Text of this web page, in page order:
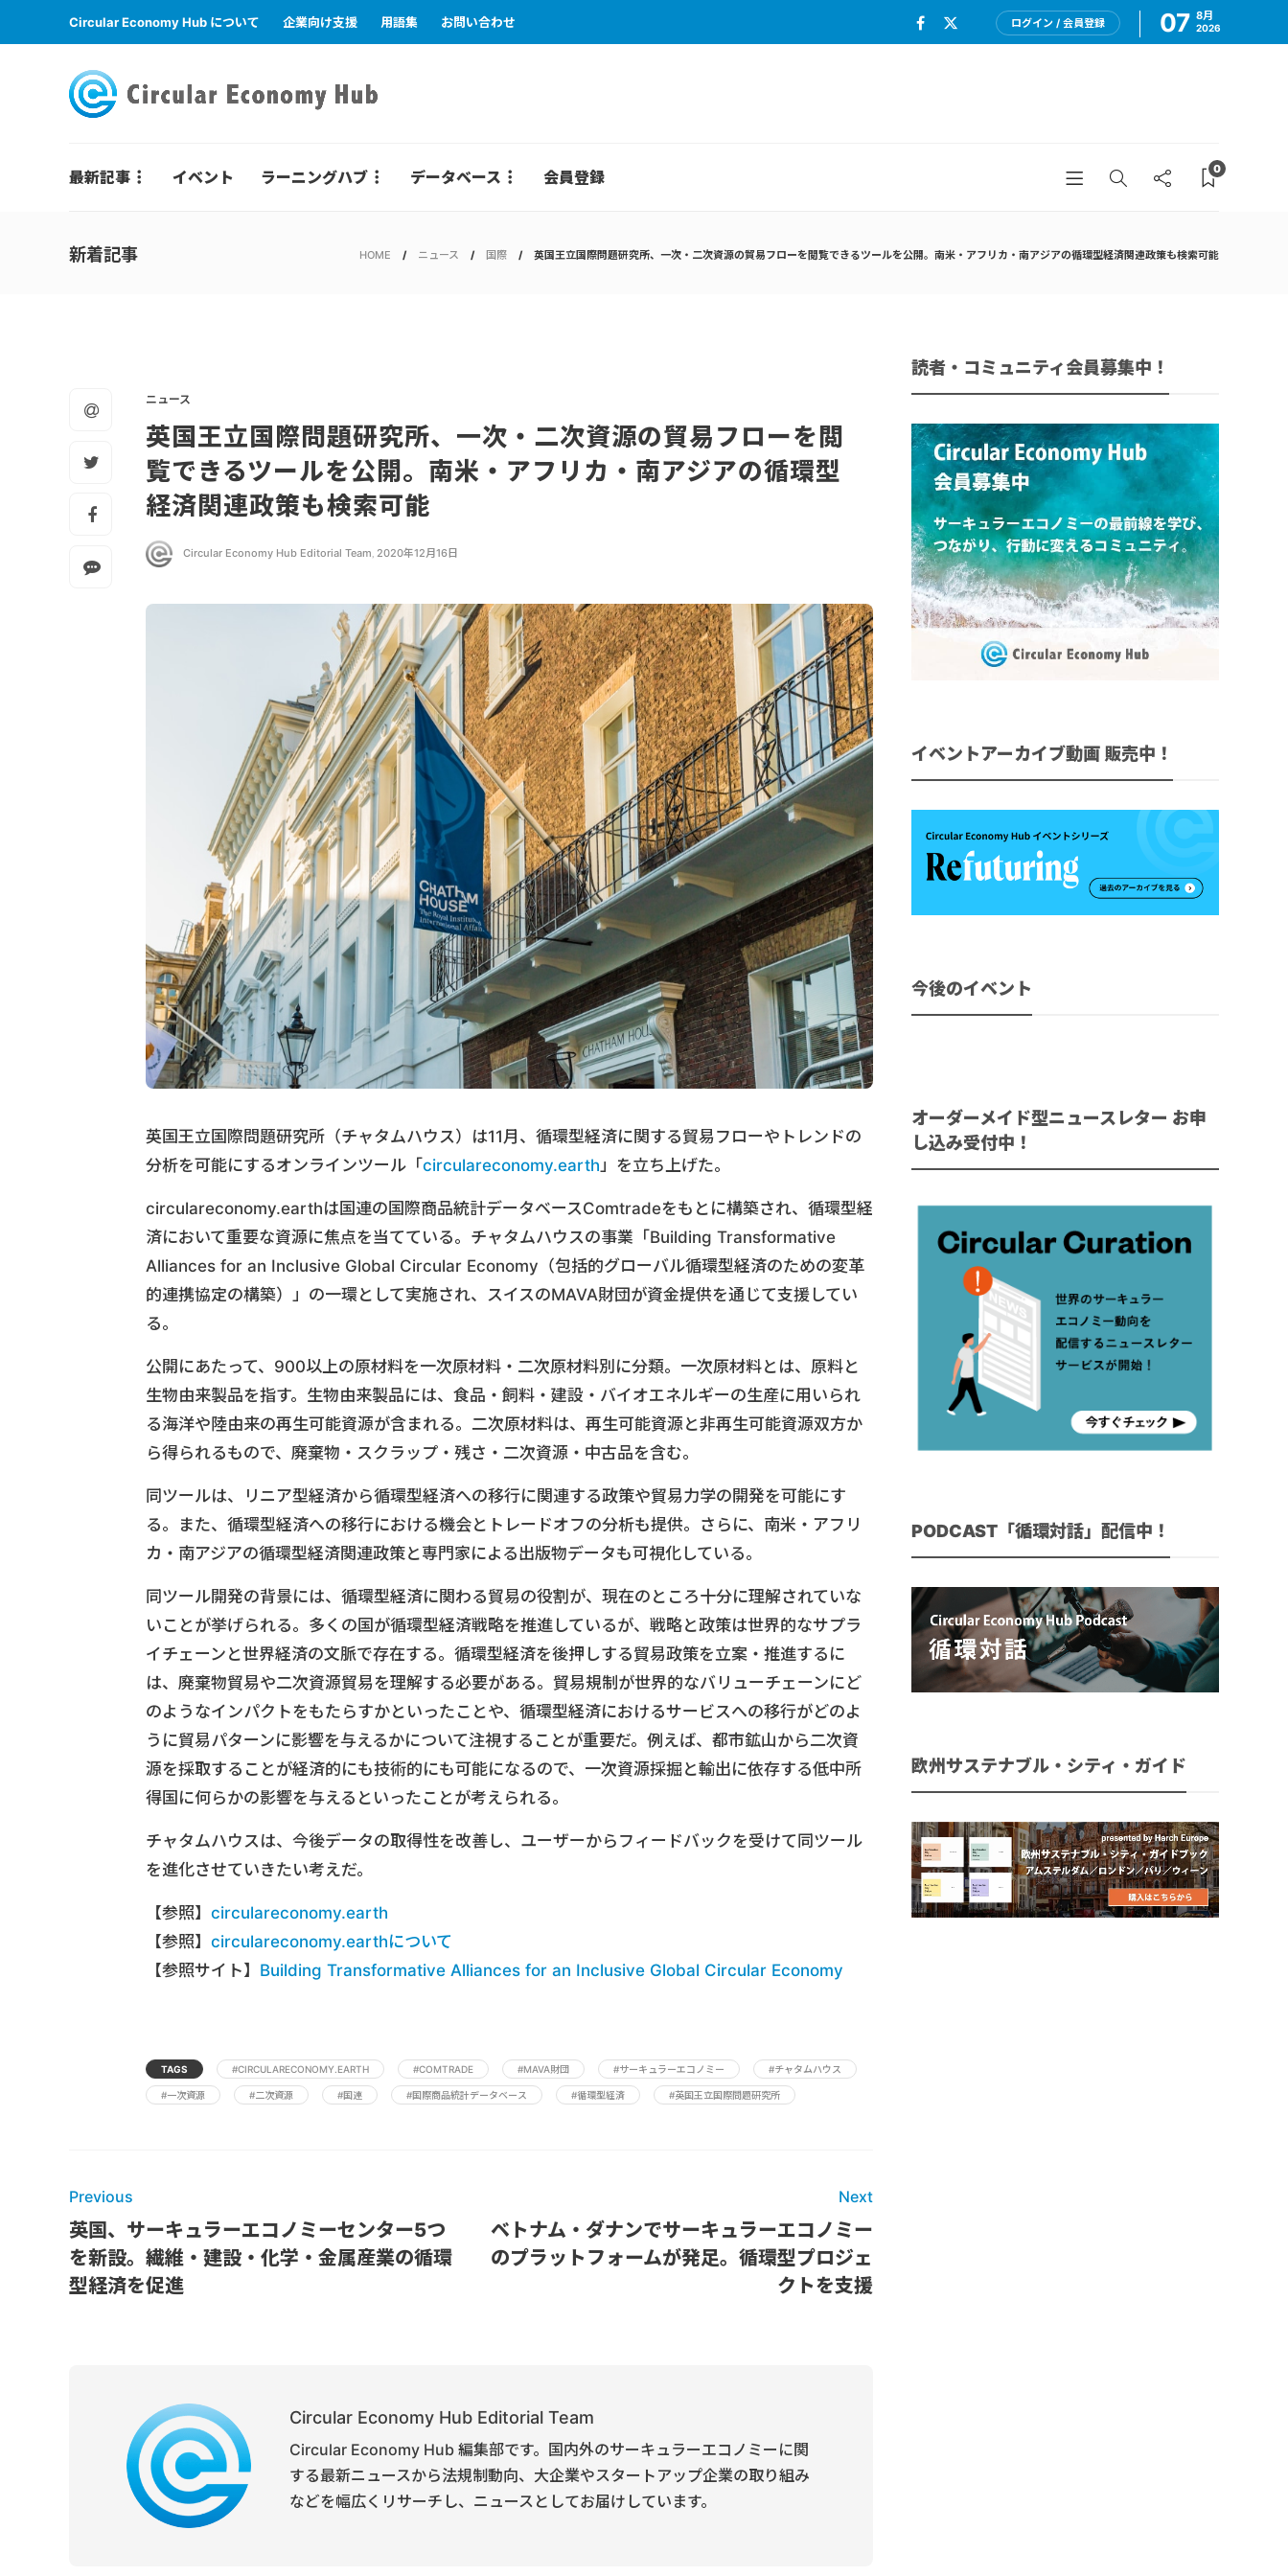
Circular Economy Hub について 企業向け支援 用語集 お問い合わせ ログイン / 会員登録 07 8月
2026
最新記事 イベント ラーニングハブ データベース 会員登録 0
新着記事 HOME ニュース 国際 英国王立国際問題研究所、一次・二次資源の貿易フローを閲覧できるツールを公開。南米・アフリカ・南アジアの循環型経済関連政策も検索可能
ニュース
英国王立国際問題研究所、一次・二次資源の貿易フローを閲
覧できるツールを公開。南米・アフリカ・南アジアの循環型
経済関連政策も検索可能
Circular Economy Hub Editorial Team, 2020年12月16日
英国王立国際問題研究所（チャタムハウス）は11月、循環型経済に関する貿易フローやトレンドの
分析を可能にするオンラインツール「 circulareconomy.earth」を立ち上げた。
circulareconomy.earthは国連の国際商品統計データベースComtradeをもとに構築され、循環型経
済において重要な資源に焦点を当てている。チャタムハウスの事業「Building Transformative
Alliances for an Inclusive Global Circular Economy（包括的グローバル循環型経済のための変革
的連携協定の構築）」の一環として実施され、スイスのMAVA財団が資金提供を通じて支援してい
る。
公開にあたって、900以上の原材料を一次原材料・二次原材料別に分類。一次原材料とは、原料と
生物由来製品を指す。生物由来製品には、食品・飼料・建設・バイオエネルギーの生産に用いられ
る海洋や陸由来の再生可能資源が含まれる。二次原材料は、再生可能資源と非再生可能資源双方か
ら得られるもので、廃棄物・スクラップ・残さ・二次資源・中古品を含む。
同ツールは、リニア型経済から循環型経済への移行に関連する政策や貿易力学の開発を可能にす
る。また、循環型経済への移行における機会とトレードオフの分析も提供。さらに、南米・アフリ
カ・南アジアの循環型経済関連政策と専門家による出版物データも可視化している。
同ツール開発の背景には、循環型経済に関わる貿易の役割が、現在のところ十分に理解されていな
いことが挙げられる。多くの国が循環型経済戦略を推進しているが、戦略と政策は世界的なサプラ
イチェーンと世界経済の文脈で存在する。循環型経済を後押しする貿易政策を立案・推進するに
は、廃棄物貿易や二次資源貿易を理解する必要がある。貿易規制が世界的なバリューチェーンにど
のようなインパクトをもたらすかといったことや、循環型経済におけるサービスへの移行がどのよ
うに貿易パターンに影響を与えるかについて注視することが重要だ。例えば、都市鉱山から二次資
源を採取することが経済的にも技術的にも可能になるので、一次資源採掘と輸出に依存する低中所
得国に何らかの影響を与えるといったことが考えられる。
チャタムハウスは、今後データの取得性を改善し、ユーザーからフィードバックを受けて同ツール
を進化させていきたい考えだ。
【参照】 circulareconomy.earth
【参照】 circulareconomy.earthについて
【参照サイト】 Building Transformative Alliances for an Inclusive Global Circular Economy
TAGS #CIRCULARECONOMY.EARTH #COMTRADE #MAVA財団 #サーキュラーエコノミー #チャタムハウス
#一次資源 #二次資源 #国連 #国際商品統計データベース #循環型経済 #英国王立国際問題研究所
Previous
英国、サーキュラーエコノミーセンター5つ
を新設。繊維・建設・化学・金属産業の循環
型経済を促進
Next
ベトナム・ダナンでサーキュラーエコノミー
のプラットフォームが発足。循環型プロジェ
クトを支援
Circular Economy Hub Editorial Team
Circular Economy Hub 編集部です。国内外のサーキュラーエコノミーに関
する最新ニュースから法規制動向、大企業やスタートアップ企業の取り組み
などを幅広くリサーチし、ニュースとしてお届けしています。
読者・コミュニティ会員募集中！
イベントアーカイブ動画 販売中！
今後のイベント
オーダーメイド型ニュースレター お申
し込み受付中！
PODCAST「循環対話」配信中！
欧州サステナブル・シティ・ガイド